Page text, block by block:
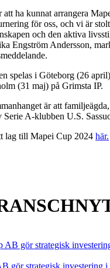
ha kunnat arrangera
för oss, och vi är
och den aktiva
Engström Andersson,
spelas i Göteborg (26
(31 maj) på Grimsta IP.
är att
Serie A-klubben U.S.
lag till Mapei Cup 2024 här.
gör strategisk investering